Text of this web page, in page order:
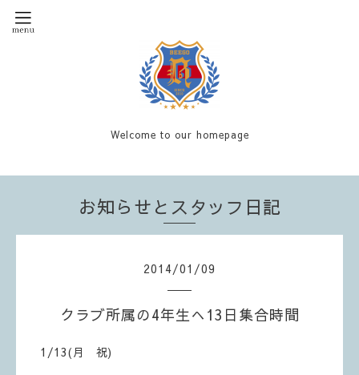
Welcome to our homepage
お知らせとスタッフ日記
2014/01 /09
クラブ所属の4年生へ13日集合時間
1/13(月 祝)